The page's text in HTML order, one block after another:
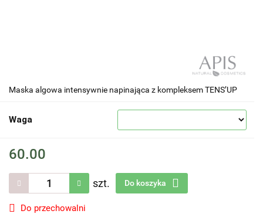
Maska algowa intensywnie napinająca z kompleksem TENS’UP
Waga
60.00
szt. Do koszyka
Do przechowalni